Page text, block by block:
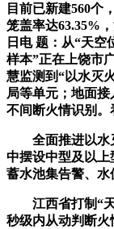
目前已新建560个
笼盖率达63.35%
日电 题：从“天空
样本”正在上饶市
慧监测到“以水灭
局等单元；地面
不间断火情识别。
全面推进以水灭
中摆设中型及以上
蓄水池集告警、水
江西省打制“天
秒级内从动判断火